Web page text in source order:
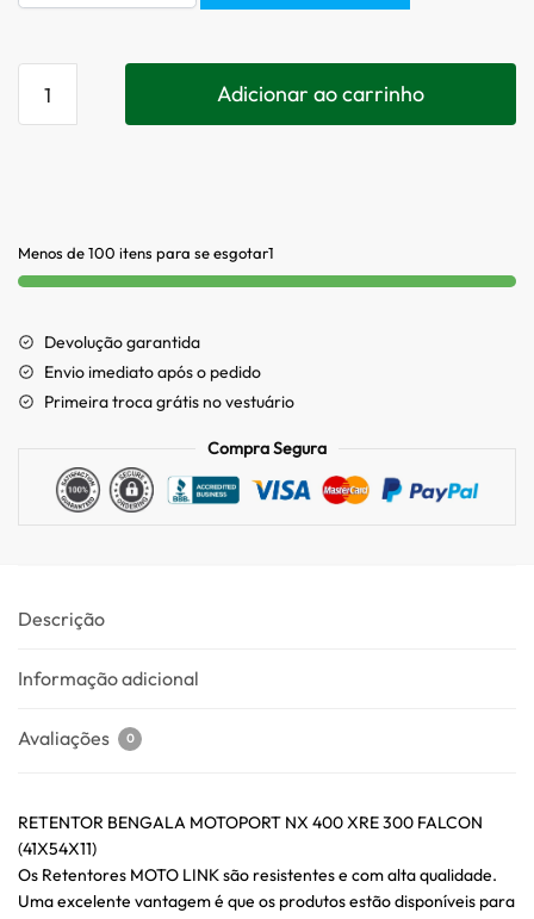
Adicionar ao carrinho
Menos de 100 itens para se esgotar1
Devolução garantida
Envio imediato após o pedido
Primeira troca grátis no vestuário
Compra Segura
Descrição
Informação adicional
Avaliações 0
RETENTOR BENGALA MOTOPORT NX 400 XRE 300 FALCON
(41X54X11)
Os Retentores MOTO LINK são resistentes e com alta qualidade.
Uma excelente vantagem é que os produtos estão disponíveis para